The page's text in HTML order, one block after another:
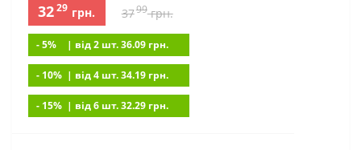
3229 грн. 3799грн.
- 5% | вiд 2 шт. 36.09 грн.
- 10% | вiд 4 шт. 34.19 грн.
- 15% | вiд 6 шт. 32.29 грн.